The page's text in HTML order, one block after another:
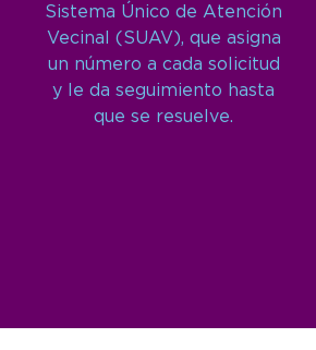
Sistema Único de Atención
Vecinal (SUAV), que asigna
un número a cada solicitud
y le da seguimiento hasta
que se resuelve.